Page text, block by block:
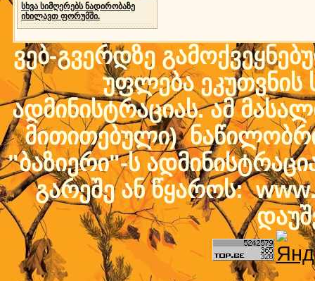
სხვა სიმღერებს ნადირობაზე
იხილავთ ფორუმში.
ვებ-გვერდზე
უფლება ეკუთვნის
ადმინისტრაციას. ამ
მითითებული)
"ბაზიერი"-ს
გარეშე ან წყაროს: